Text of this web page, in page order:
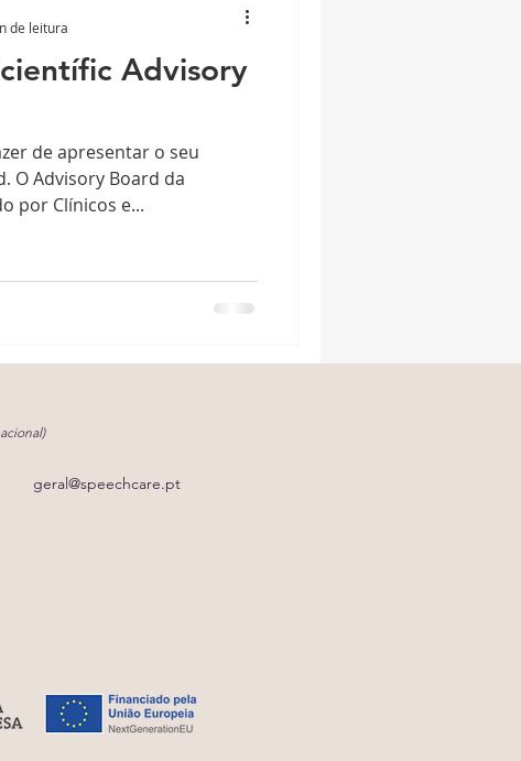
Advisory
de apresentar o seu
O Advisory Board da
por Clínicos e...
de leitura
geral@speechcare.pt